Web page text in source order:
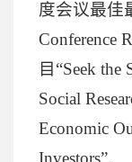
度会议最佳
Conference
目“Seek the
Social
Economic
Investors”.